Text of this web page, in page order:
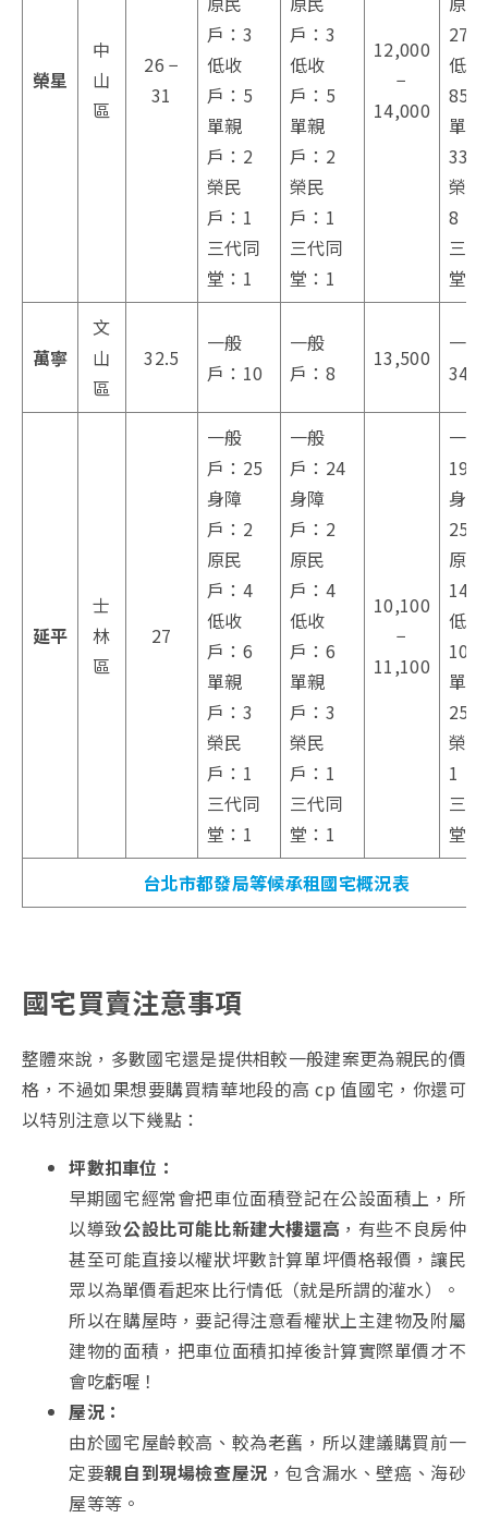
榮星
中
山
區
26 −
31
戶：3
低收
戶：5
單親
戶：2
榮民
戶：1
三代同
堂：1
戶：3
低收
戶：5
單親
戶：2
榮民
戶：1
三代同
堂：1
12,000
−
14,000
27
低
85
單
33
榮
8
三
堂
萬寧
文
山
區
32.5
一般
戶：10
一般
戶：8
13,500
一
34
延平
士
林
區
27
一般
戶：25
身障
戶：2
原民
戶：4
低收
戶：6
單親
戶：3
榮民
戶：1
三代同
堂：1
一般
戶：24
身障
戶：2
原民
戶：4
低收
戶：6
單親
戶：3
榮民
戶：1
三代同
堂：1
10,100
−
11,100
一
195
身
25
原
14
低
103
單
25
榮
1
三
堂
台北市都發局等候承租國宅概況表
國宅買賣注意事項
整體來說，多數國宅還是提供相較一般建案更為親民的價
格，不過如果想要購買精華地段的高 cp 值國宅，你還可
以特別注意以下幾點：
坪數扣車位：
早期國宅經常會把車位面積登記在公設面積上，所
以導致公設比可能比新建大樓還高 ，有些不良房仲
甚至可能直接以權狀坪數計算單坪價格報價，讓民
眾以為單價看起來比行情低（就是所謂的灌水）。
所以在購屋時，要記得注意看權狀上主建物及附屬
建物的面積，把車位面積扣掉後計算實際單價才不
會吃虧喔！
屋況：
由於國宅屋齡較高、較為老舊，所以建議購買前一
定要親自到現場檢查屋況 ，包含漏水、壁癌、海砂
屋等等。